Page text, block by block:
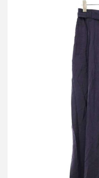
ルメール ベルテッドシル
買